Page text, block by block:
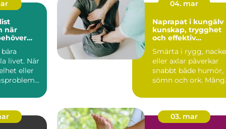
livet. När
eller
04. mar
Naprapat i kungälv
kunskap, trygghet
och effektiv
Smärta i rygg, nacke
eller axlar påverkar
snabbt både humör,
sömn och ork.
03. mar